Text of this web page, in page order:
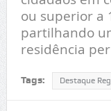
ou superior a
partilhando
residência
Tags: Destaque